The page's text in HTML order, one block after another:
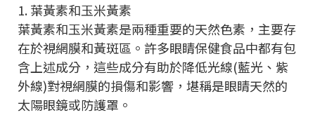
1. 葉黃素和玉米黃素
葉黃素和玉米黃素是兩種重要的天然色素，主要存
在於視網膜和黃斑區。許多眼睛保健食品中都有包
含上述成分，這些成分有助於降低光線(藍光、紫
外線)對視網膜的損傷和影響，堪稱是眼睛天然的
太陽眼鏡或防護罩。